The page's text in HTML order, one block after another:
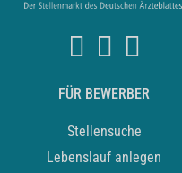
FÜR BEWERBER
Stellensuche
Lebenslauf anlegen